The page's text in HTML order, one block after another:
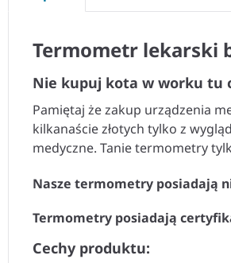
Termometr lekarski
Nie kupuj kota w worku tu
Pamiętaj że zakup urządzenia
kilkanaście złotych tylko z
medyczne. Tanie termometry
Nasze termometry posiadają
Termometry posiadają
Cechy produktu: